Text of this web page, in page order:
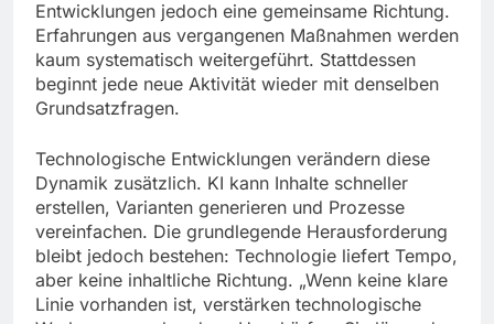
Entwicklungen jedoch eine gemeinsame Richtung.
Erfahrungen aus vergangenen Maßnahmen werden
kaum systematisch weitergeführt. Stattdessen
beginnt jede neue Aktivität wieder mit denselben
Grundsatzfragen.
Technologische Entwicklungen verändern diese
Dynamik zusätzlich. KI kann Inhalte schneller
erstellen, Varianten generieren und Prozesse
vereinfachen. Die grundlegende Herausforderung
bleibt jedoch bestehen: Technologie liefert Tempo,
aber keine inhaltliche Richtung. „Wenn keine klare
Linie vorhanden ist, verstärken technologische